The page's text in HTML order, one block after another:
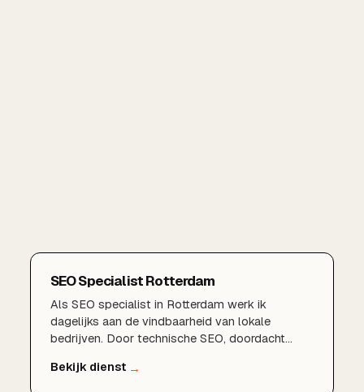
SEO Specialist Rotterdam
Als SEO specialist in Rotterdam werk ik
dagelijks aan de vindbaarheid van lokale
bedrijven. Door technische SEO, doordacht
Bedrijfsprofiel en lokale content te combineren,